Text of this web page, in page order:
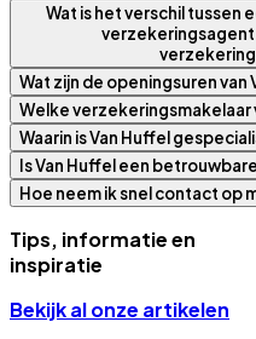
Wat is het verschil tussen
Wat zijn de openingsuren van
Welke verzekeringsmakelaar
Waarin is Van Huffel
Is Van Huffel een
Hoe neem ik snel contact op
Tips, informatie en
inspiratie
Bekijk al onze artikelen